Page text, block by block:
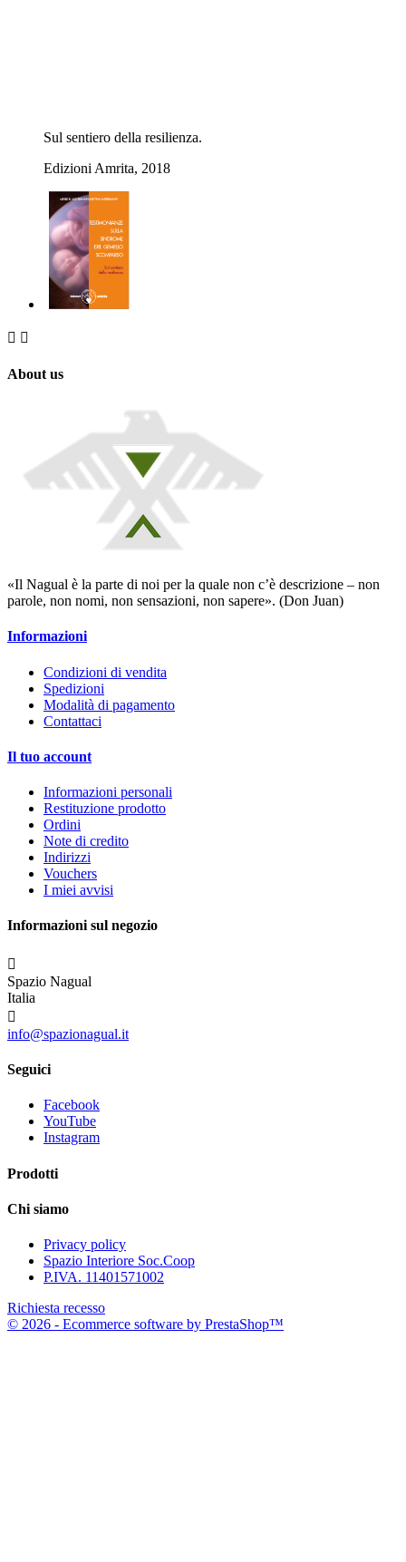
Sul sentiero della resilienza.
Edizioni Amrita, 2018
 
About us
«Il Nagual è la parte di noi per la quale non c’è descrizione – non
parole, non nomi, non sensazioni, non sapere». (Don Juan)
Informazioni
Condizioni di vendita
Spedizioni
Modalità di pagamento
Contattaci
Il tuo account
Informazioni personali
Restituzione prodotto
Ordini
Note di credito
Indirizzi
Vouchers
I miei avvisi
Informazioni sul negozio

Spazio Nagual
Italia

info@spazionagual.it
Seguici
Facebook
YouTube
Instagram
Prodotti
Chi siamo
Privacy policy
Spazio Interiore Soc.Coop
P.IVA. 11401571002
Richiesta recesso
© 2026 - Ecommerce software by PrestaShop™